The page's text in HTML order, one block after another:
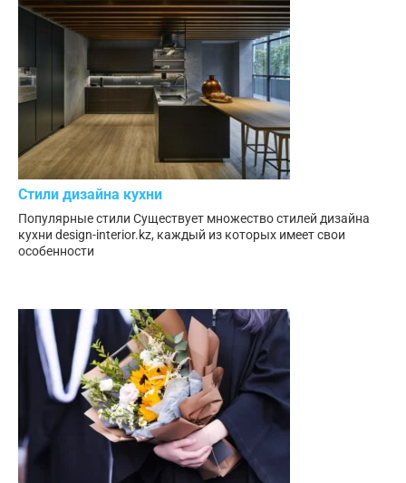
Стили дизайна кухни
Популярные стили Существует множество стилей дизайна
кухни design-interior.kz, каждый из которых имеет свои
особенности